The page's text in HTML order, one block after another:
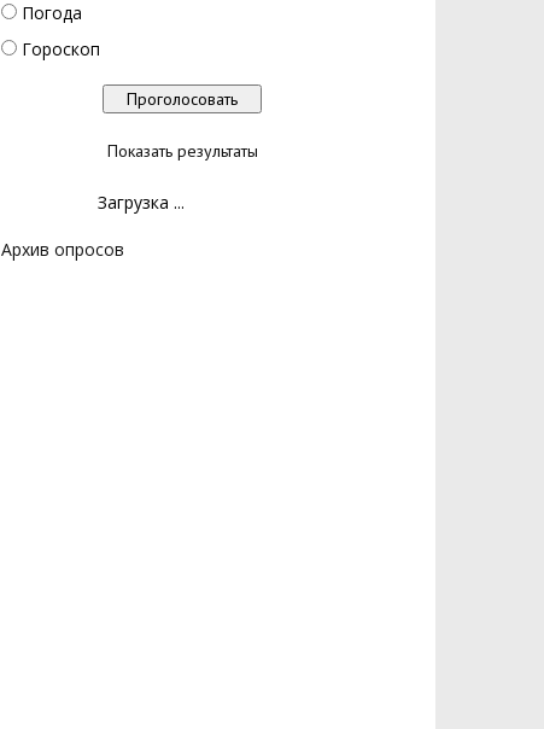
Погода
Гороскоп
Показать результаты
Загрузка ...
Архив опросов